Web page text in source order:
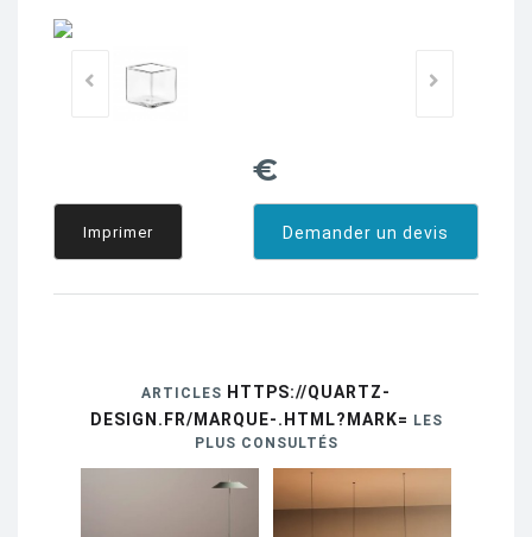
€
Demander un devis
Imprimer
ARTICLES HTTPS://QUARTZ-
DESIGN.FR/MARQUE-.HTML?MARK= LES
PLUS CONSULTÉS